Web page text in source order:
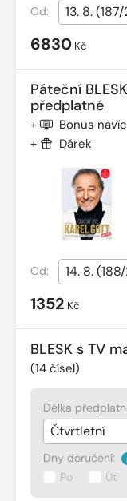
Od:
6830 Kč
Páteční
předplatné
+ Bonus
+ Dárek
Od:
1352 Kč
BLESK s TV
(14 čísel)
Délka
Dny doručení:
Po
Út